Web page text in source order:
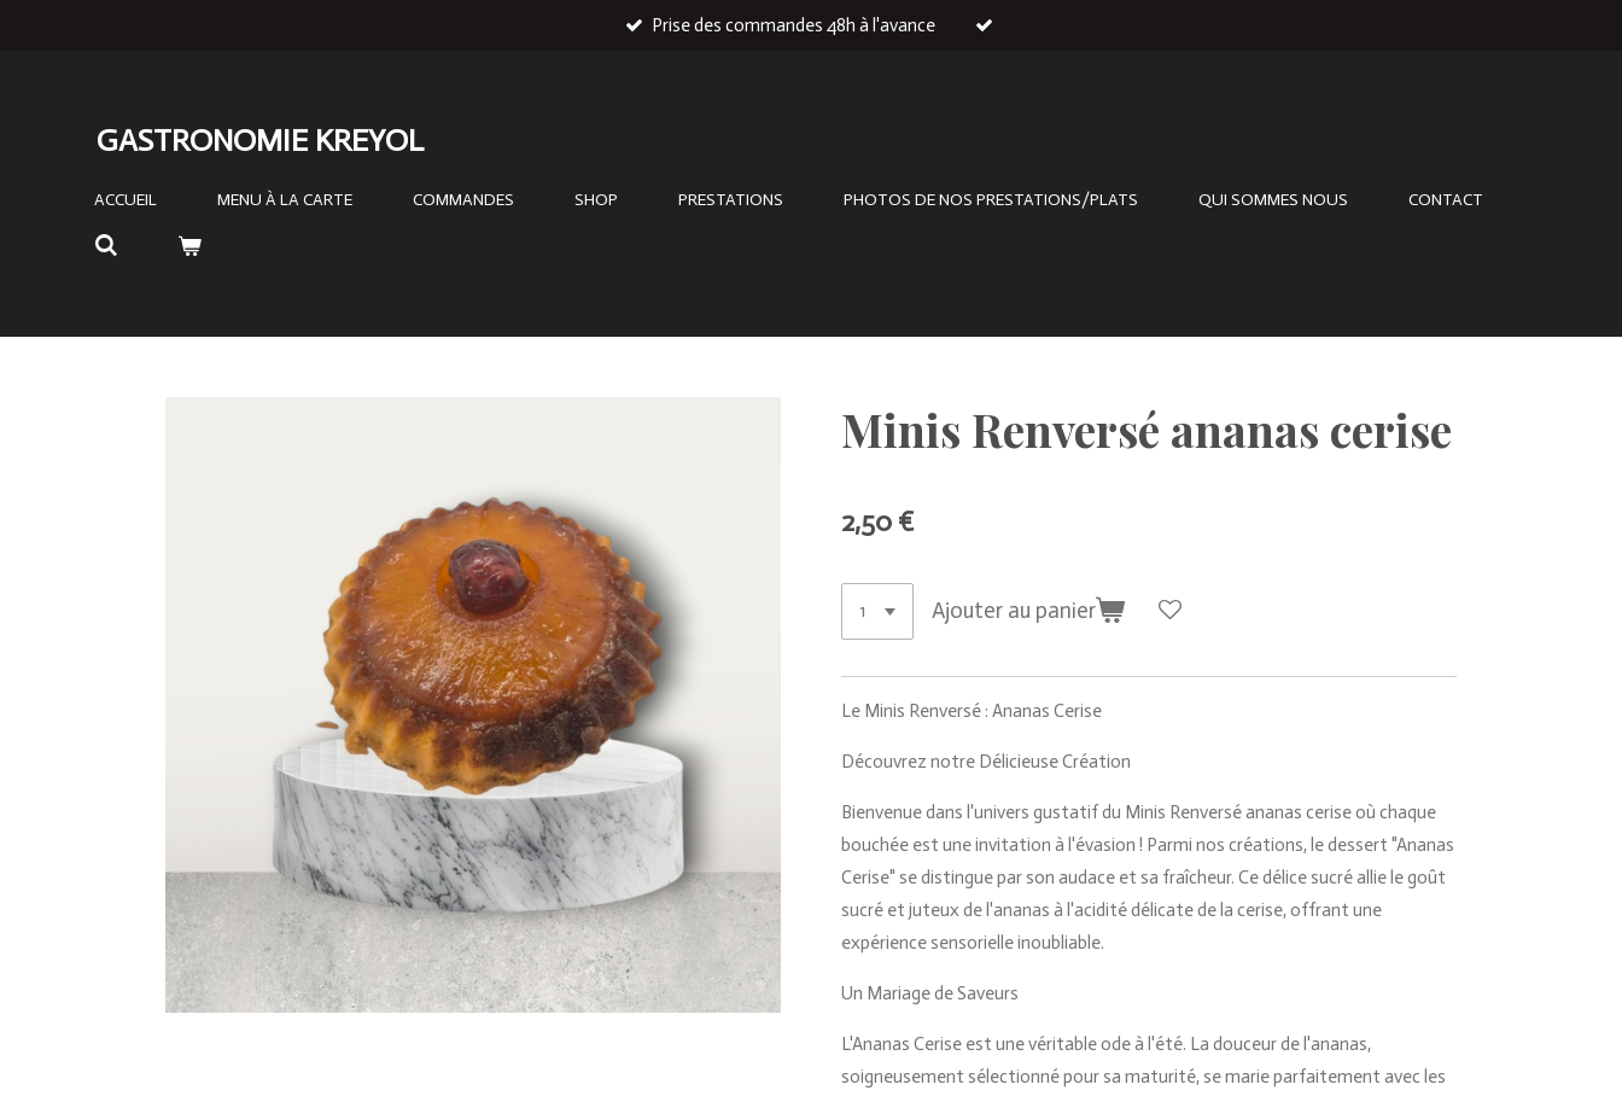
Prise des commandes 48h à l'avance
GASTRONOMIE KREYOL
ACCUEIL MENU À LA CARTE COMMANDES SHOP PRESTATIONS PHOTOS DE NOS PRESTATIONS/PLATS QUI SOMMES NOUS CONTACT
Minis Renversé ananas cerise
2,50 €
Ajouter au panier
Le Minis Renversé : Ananas Cerise
Découvrez notre Délicieuse Création
Bienvenue dans l'univers gustatif du Minis Renversé ananas cerise où chaque
bouchée est une invitation à l'évasion ! Parmi nos créations, le dessert "Ananas
Cerise" se distingue par son audace et sa fraîcheur. Ce délice sucré allie le goût
sucré et juteux de l'ananas à l'acidité délicate de la cerise, offrant une
expérience sensorielle inoubliable.
Un Mariage de Saveurs
L'Ananas Cerise est une véritable ode à l'été. La douceur de l'ananas,
soigneusement sélectionné pour sa maturité, se marie parfaitement avec les